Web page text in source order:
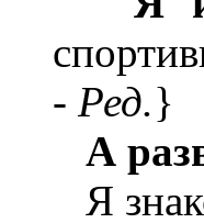
- Ред.}
А
Я